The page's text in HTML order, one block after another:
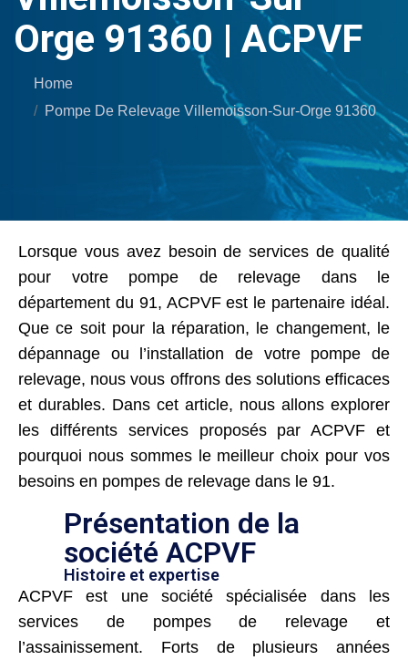
Orge 91360 | ACPVF
Home
Pompe De Relevage Villemoisson-Sur-Orge 91360
Lorsque vous avez besoin de services de qualité
pour votre pompe de relevage dans le
département du 91, ACPVF est le partenaire idéal.
Que ce soit pour la réparation, le changement, le
dépannage ou l’installation de votre pompe de
relevage, nous vous offrons des solutions efficaces
et durables. Dans cet article, nous allons explorer
les différents services proposés par ACPVF et
pourquoi nous sommes le meilleur choix pour vos
besoins en pompes de relevage dans le 91.
Présentation de la
société ACPVF
Histoire et expertise
ACPVF est une société spécialisée dans les
services de pompes de relevage et
l’assainissement. Forts de plusieurs années